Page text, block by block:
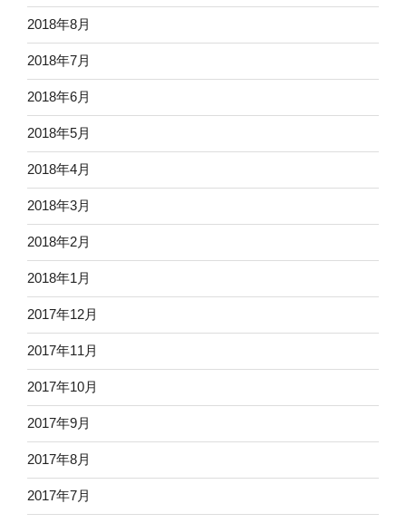
2018年8月
2018年7月
2018年6月
2018年5月
2018年4月
2018年3月
2018年2月
2018年1月
2017年12月
2017年11月
2017年10月
2017年9月
2017年8月
2017年7月